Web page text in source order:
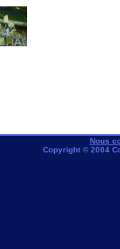
Nous
Copyright © 2004